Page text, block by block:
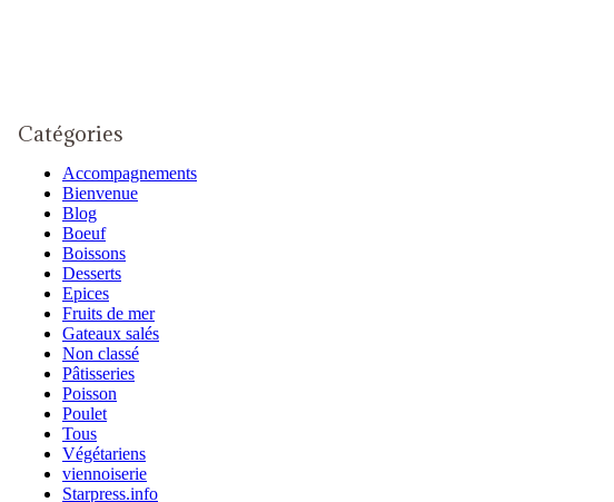
Catégories
Accompagnements
Bienvenue
Blog
Boeuf
Boissons
Desserts
Epices
Fruits de mer
Gateaux salés
Non classé
Pâtisseries
Poisson
Poulet
Tous
Végétariens
viennoiserie
Starpress.info